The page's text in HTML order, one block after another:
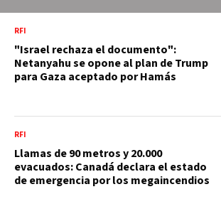
RFI
"Israel rechaza el documento":
Netanyahu se opone al plan de Trump
para Gaza aceptado por Hamás
RFI
Llamas de 90 metros y 20.000
evacuados: Canadá declara el estado
de emergencia por los megaincendios